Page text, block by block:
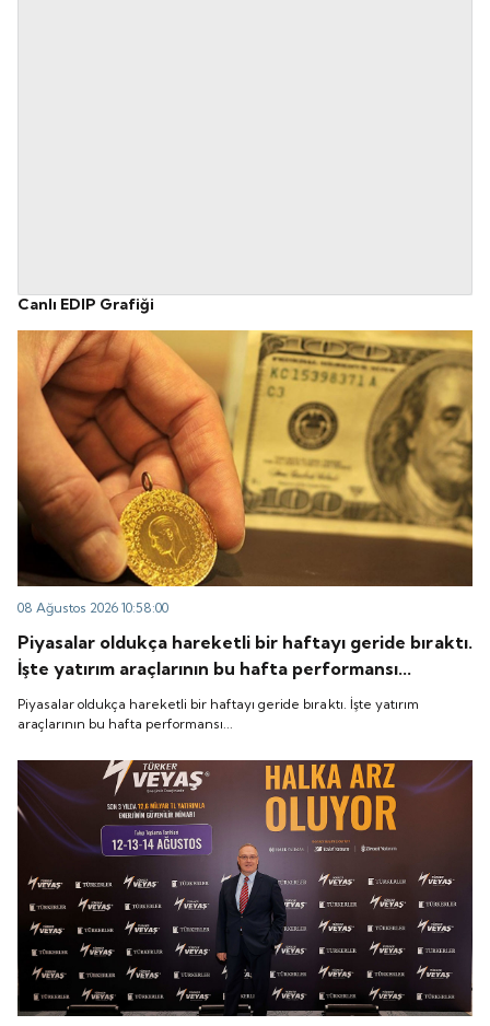
Canlı EDIP Grafiği
08 Ağustos 2026 10:58:00
Piyasalar oldukça hareketli bir haftayı geride bıraktı.
İşte yatırım araçlarının bu hafta performansı...
Piyasalar oldukça hareketli bir haftayı geride bıraktı. İşte yatırım
araçlarının bu hafta performansı...